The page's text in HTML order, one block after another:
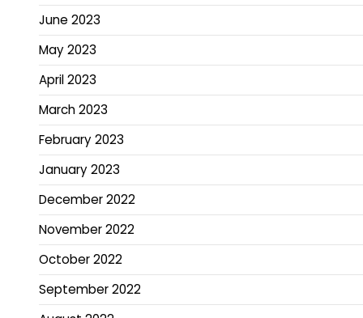
June 2023
May 2023
April 2023
March 2023
February 2023
January 2023
December 2022
November 2022
October 2022
September 2022